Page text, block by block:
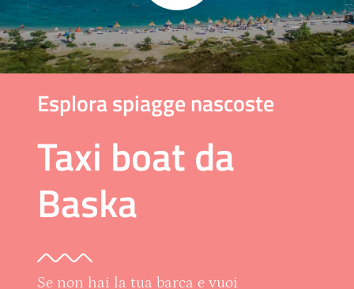
Esplora spiagge nascoste
Taxi boat da
Baska
Se non hai la tua barca e vuoi